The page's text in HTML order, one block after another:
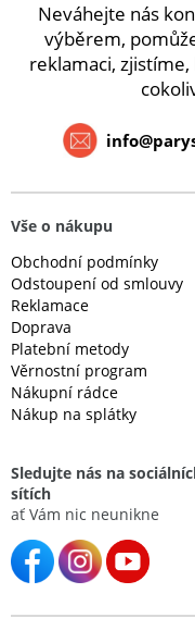
Neváhejte nás
výběrem,
reklamaci, zjistíme,
Vše o nákupu
Obchodní podmínky
Odstoupení od smlouvy
Reklamace
Doprava
Platební metody
Věrnostní program
Nákupní rádce
Nákup na splátky
Sledujte nás na
sítích
ať Vám nic neunikne